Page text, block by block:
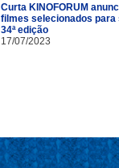
Curta KINOFORUM
filmes selecionados para
34ª edição
17/07/2023